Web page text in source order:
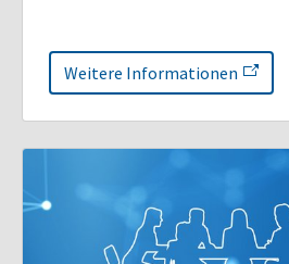
Weitere Informationen